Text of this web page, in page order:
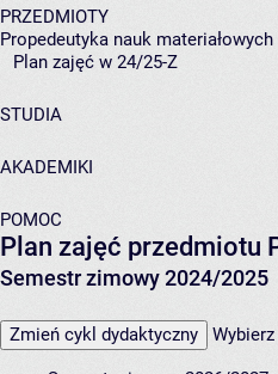
PRZEDMIOTY
Propedeutyka nauk materiałowych
Plan zajęć w 24/25-Z
STUDIA
AKADEMIKI
POMOC
Plan zajęć przedmiotu
Semestr zimowy 2024/2025
Zmień cykl dydaktyczny